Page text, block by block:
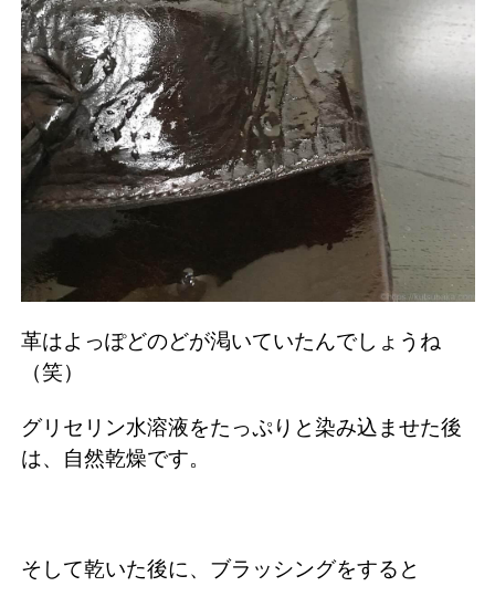
革はよっぽどのどが渇いていたんでしょうね
（笑）
グリセリン水溶液をたっぷりと染み込ませた後
は、自然乾燥です。
そして乾いた後に、ブラッシングをすると